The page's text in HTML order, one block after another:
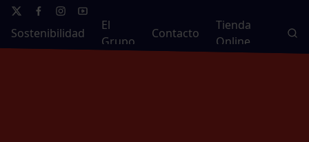
Sostenibilidad
El
Grupo
Contacto
Tienda
Online